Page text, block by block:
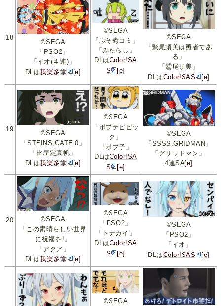
18
©SEGA
「PSO2」
「イオ(４連)」
DLは我楽多堂 [e]
©SEGA
「ぷそ煮コミ」
「みたらし」
DLはColor!SA
S
[e]
©SEGA
「鷲尾須美は勇者であ
る」
「鷲尾須美」
DLはColor!SAS [e]
19
©SEGA
「STEINS;GATE 0」
「比屋定真帆」
DLは我楽多堂 [e]
©SEGA
「ポプテピピッ
ク」
「ポプ子」
DLはColor!SA
S
[e]
©SEGA
「SSSS.GRIDMAN」
「グリッドマン」
4連SA[e]
20
©SEGA
「この素晴らしい世界
に祝福を!」
「アクア」
DLは我楽多堂 [e]
©SEGA
「PSO2」
「トナカイ」
DLはColor!SA
S
[e]
©SEGA
「PSO2」
「イオ」
DLはColor!SAS [e]
©SEGA